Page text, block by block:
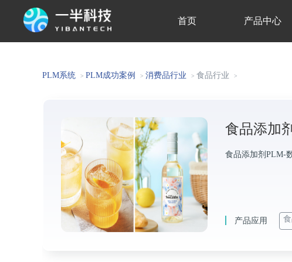
首页 产品中心
PLM系统 > PLM成功案例 > 消费品行业 > 食品行业 >
食品添加
食品添加剂PLM-
产品应用